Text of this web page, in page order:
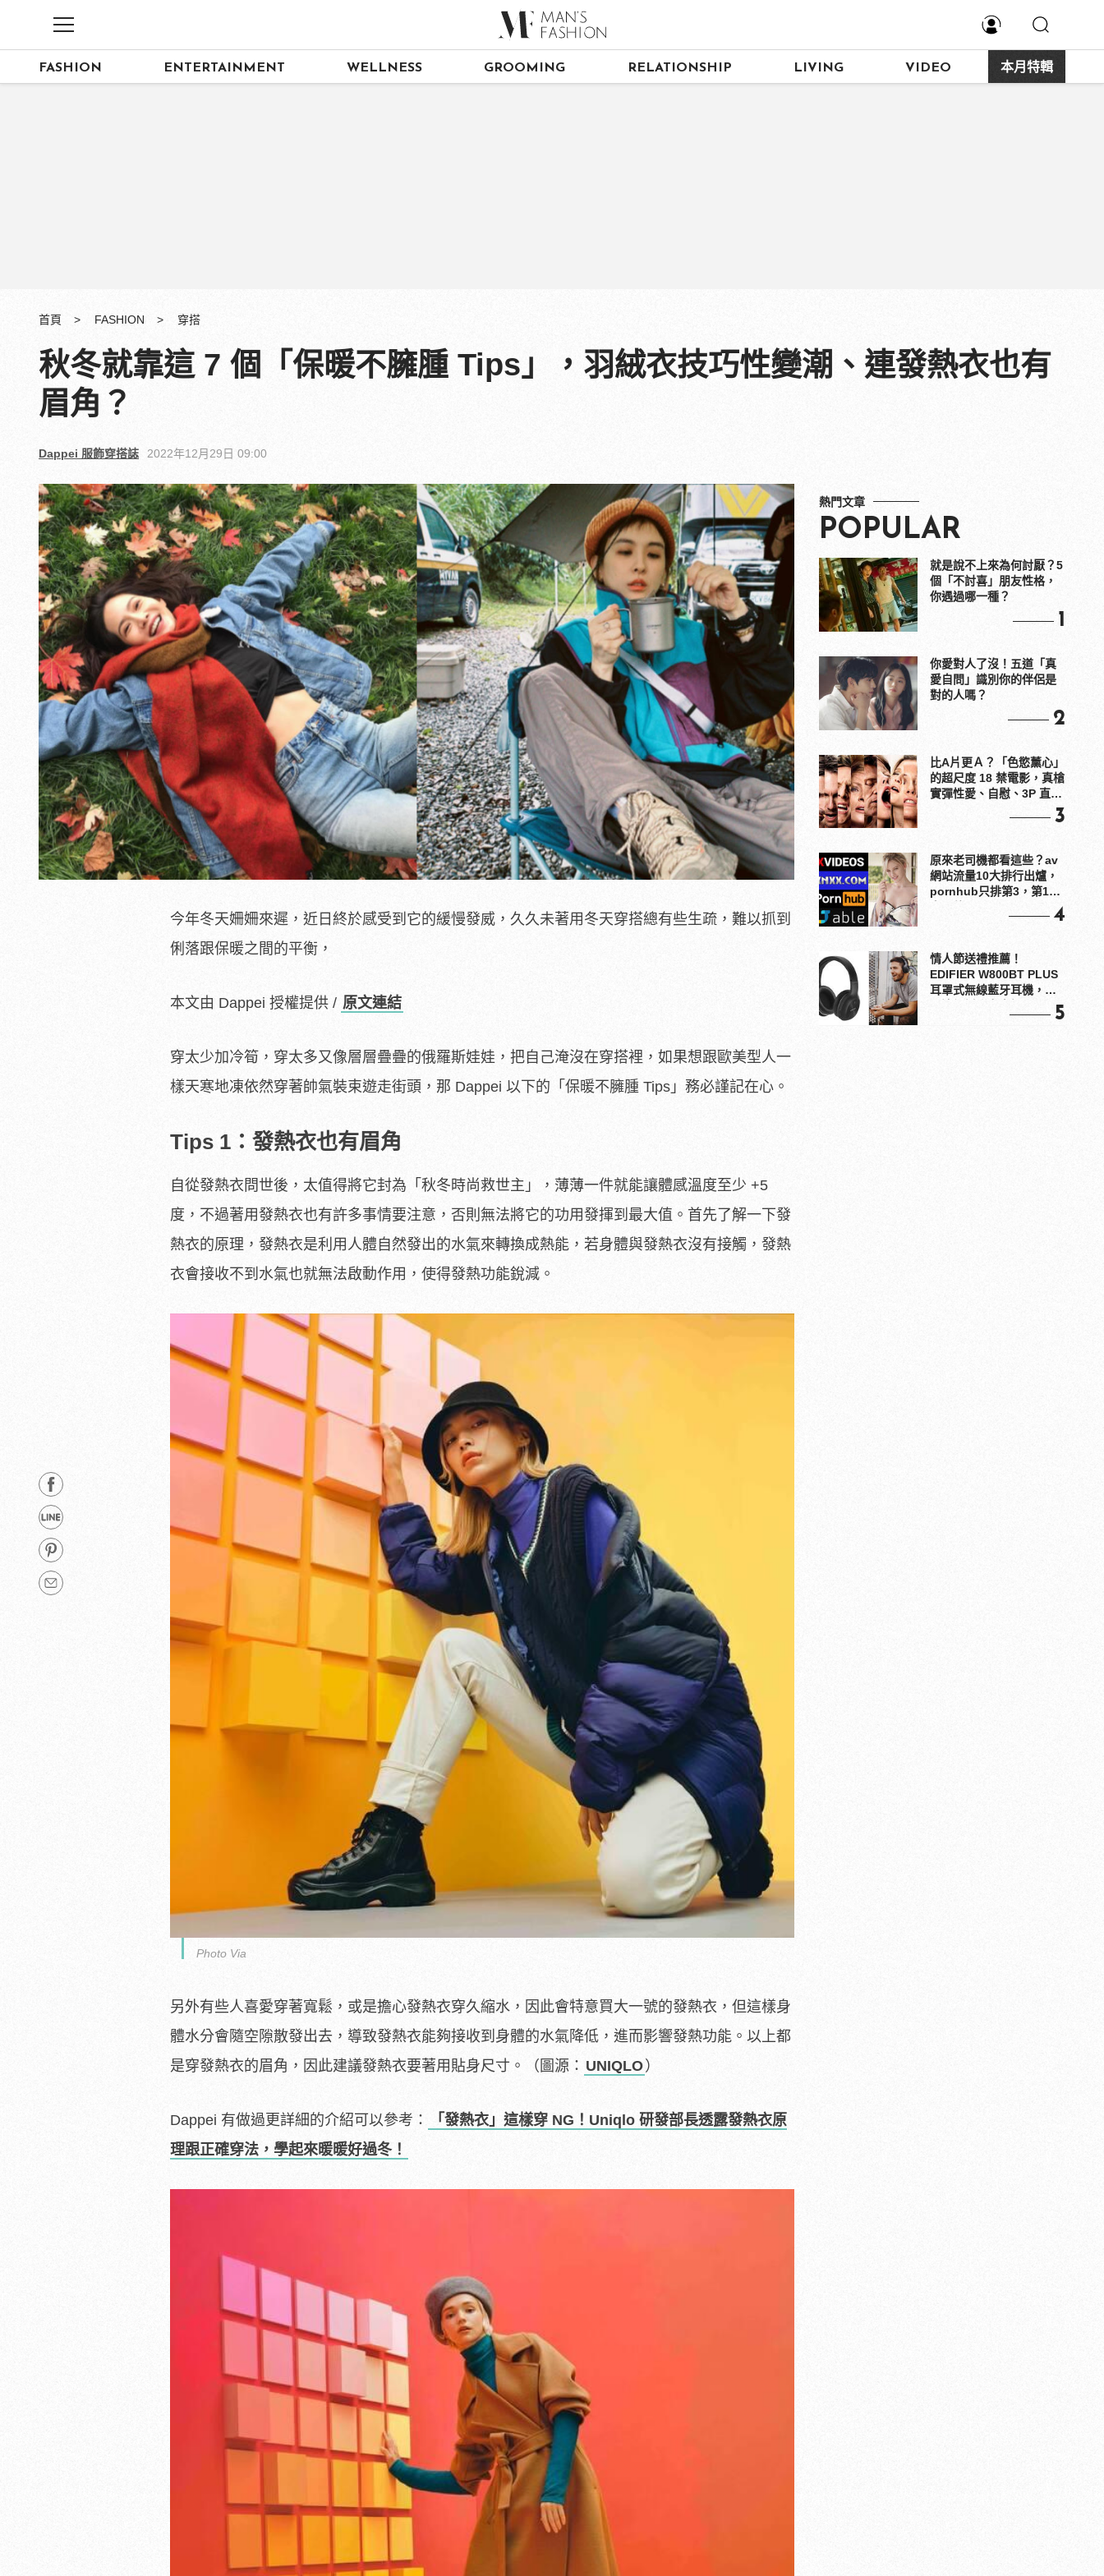
FASHION ENTERTAINMENT WELLNESS GROOMING RELATIONSHIP LIVING VIDEO 本月特輯
首頁 FASHION 穿搭
秋冬就靠這 7 個「保暖不臃腫 Tips」，羽絨衣技巧性變潮、連發熱衣也有
眉角？
Dappei 服飾穿搭誌 2022年12月29日 09:00
今年冬天姍姍來遲，近日終於感受到它的緩慢發威，久久未著用冬天穿搭總有些生疏，難以抓到
俐落跟保暖之間的平衡，
本文由 Dappei 授權提供 / 原文連結
穿太少加冷筍，穿太多又像層層疊疊的俄羅斯娃娃，把自己淹沒在穿搭裡，如果想跟歐美型人一
樣天寒地凍依然穿著帥氣裝束遊走街頭，那 Dappei 以下的「保暖不臃腫 Tips」務必謹記在心。
Tips 1：發熱衣也有眉角
自從發熱衣問世後，太值得將它封為「秋冬時尚救世主」，薄薄一件就能讓體感溫度至少 +5
度，不過著用發熱衣也有許多事情要注意，否則無法將它的功用發揮到最大值。首先了解一下發
熱衣的原理，發熱衣是利用人體自然發出的水氣來轉換成熱能，若身體與發熱衣沒有接觸，發熱
衣會接收不到水氣也就無法啟動作用，使得發熱功能銳減。
Photo Via
另外有些人喜愛穿著寬鬆，或是擔心發熱衣穿久縮水，因此會特意買大一號的發熱衣，但這樣身
體水分會隨空隙散發出去，導致發熱衣能夠接收到身體的水氣降低，進而影響發熱功能。以上都
是穿發熱衣的眉角，因此建議發熱衣要著用貼身尺寸。（圖源： UNIQLO）
Dappei 有做過更詳細的介紹可以參考：
「發熱衣」這樣穿 NG！Uniqlo 研發部長透露發熱衣原
理跟正確穿法，學起來暖暖好過冬！
熱門文章
POPULAR
就是說不上來為何討厭？5
個「不討喜」朋友性格，
你遇過哪一種？
1
你愛對人了沒！五道「真
愛自問」識別你的伴侶是
對的人嗎？
2
比A片更Ａ？「色慾薰心」
的超尺度 18 禁電影，真槍
實彈性愛、自慰、3P 直接
3
原來老司機都看這些？av
網站流量10大排行出爐，
pornhub只排第3，第1名
4
情人節送禮推薦！
EDIFIER W800BT PLUS
耳罩式無線藍牙耳機，在
5